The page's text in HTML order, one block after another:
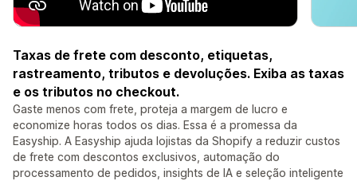
Taxas de frete com desconto, etiquetas,
rastreamento, tributos e devoluções. Exiba as taxas
e os tributos no checkout.
Gaste menos com frete, proteja a margem de lucro e
economize horas todos os dias. Essa é a promessa da
Easyship. A Easyship ajuda lojistas da Shopify a reduzir custos
de frete com descontos exclusivos, automação do
processamento de pedidos, insights de IA e seleção inteligente